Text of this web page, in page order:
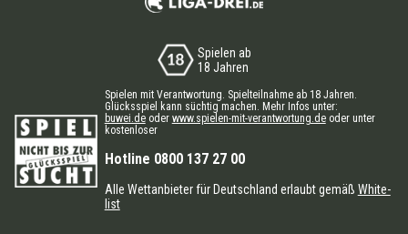
Spielen ab
18 Jahren
Spielen mit Verantwortung. Spielteilnahme ab 18 Jahren.
Glücksspiel kann süchtig machen. Mehr Infos unter:
buwei.deoder www.spielen-mit-verantwortung.deoder unter
kostenloser
Hotline 0800 137 27 00
Alle Wettanbieter für Deutschland erlaubt gemäß White-
list